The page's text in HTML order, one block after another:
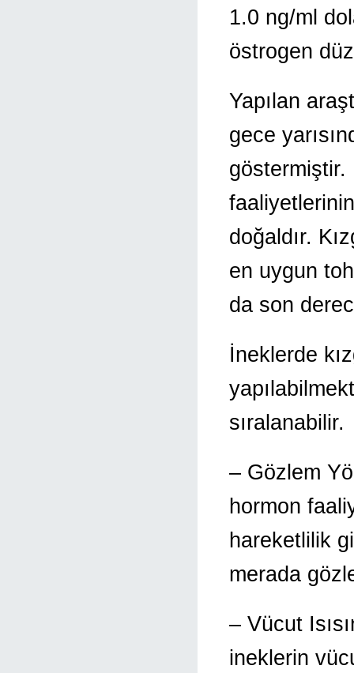
1.0 ng/ml
östrogen
Yapılan
gece
göstermiştir.
doğaldır.
en uygun
da son
İneklerde
sıralanabilir.
– Gözlem
hormon
hareketlilik
merada
– Vücut
ineklerin